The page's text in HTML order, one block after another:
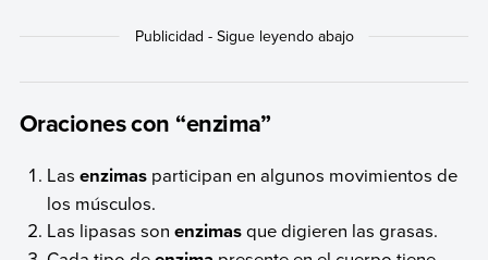
Oraciones con “enzima”
Lasenzimas participan en algunos movimientos de
los músculos.
Las lipasas sonenzimasque digieren las grasas.